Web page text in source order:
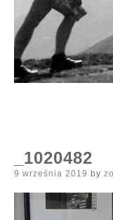
_1020482
Posted
9 września 2019 by